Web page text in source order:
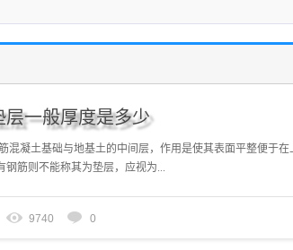
层一般厚度是多少
混凝土基础与地基土的中间层，作用是使其表面平整便于
钢筋则不能称其为垫层，应视为...
9740 0